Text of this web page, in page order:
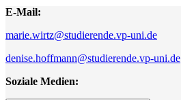
E-Mail:
marie.wirtz@studierende.vp-uni.de
denise.hoffmann@studierende.vp-uni.de
Soziale Medien: